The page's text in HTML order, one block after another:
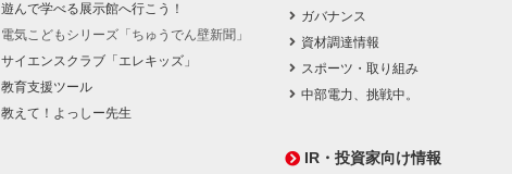
遊んで学べる展示館へ行こう！
電気こどもシリーズ「ちゅうでん壁新聞」
サイエンスクラブ「エレキッズ」
教育支援ツール
教えて！よっしー先生
ガバナンス
資材調達情報
スポーツ・取り組み
中部電力、挑戦中。
IR・投資家向け情報